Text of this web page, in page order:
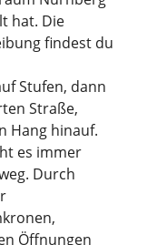
hat. Die
findest du
Stufen, dann
Straße,
Hang hinauf.
es immer
Durch
Öffnungen